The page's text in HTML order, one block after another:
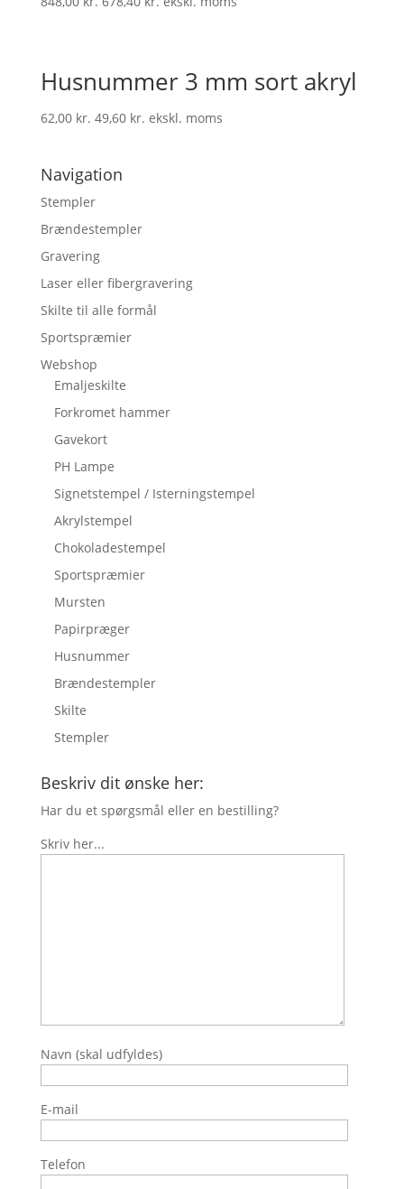
Husnummer 3 mm sort akryl
62,00 kr. 49,60 kr. ekskl. moms
Navigation
Stempler
Brændestempler
Gravering
Laser eller fibergravering
Skilte til alle formål
Sportspræmier
Webshop
Emaljeskilte
Forkromet hammer
Gavekort
PH Lampe
Signetstempel / Isterningstempel
Akrylstempel
Chokoladestempel
Sportspræmier
Mursten
Papirpræger
Husnummer
Brændestempler
Skilte
Stempler
Beskriv dit ønske her:
Har du et spørgsmål eller en bestilling?
Skriv her...
Navn (skal udfyldes)
E-mail
Telefon